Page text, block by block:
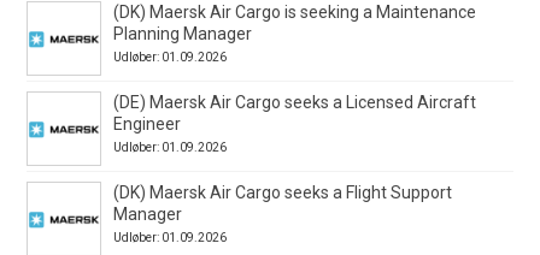
(DK) Maersk Air Cargo is seeking a Maintenance
Planning Manager
Udløber: 01.09.2026
(DE) Maersk Air Cargo seeks a Licensed Aircraft
Engineer
Udløber: 01.09.2026
(DK) Maersk Air Cargo seeks a Flight Support
Manager
Udløber: 01.09.2026